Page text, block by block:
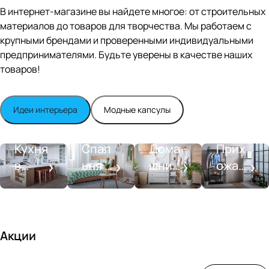
n
Whit
e
satin
В интернет-магазине вы найдете многое: от строительных
материалов до товаров для творчества. Мы работаем с
крупными брендами и проверенными индивидуальными
предпринимателями. Будьте уверены в качестве наших
товаров!
Идеи интерьера Модные капсулы
Кухня
в
стиле
Спал
ьня в
совре
Дома
шний
SPA-
Прих
ожая
со
Акции